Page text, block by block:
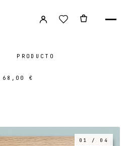
PRODUCTO
68,00 €
01 / 04